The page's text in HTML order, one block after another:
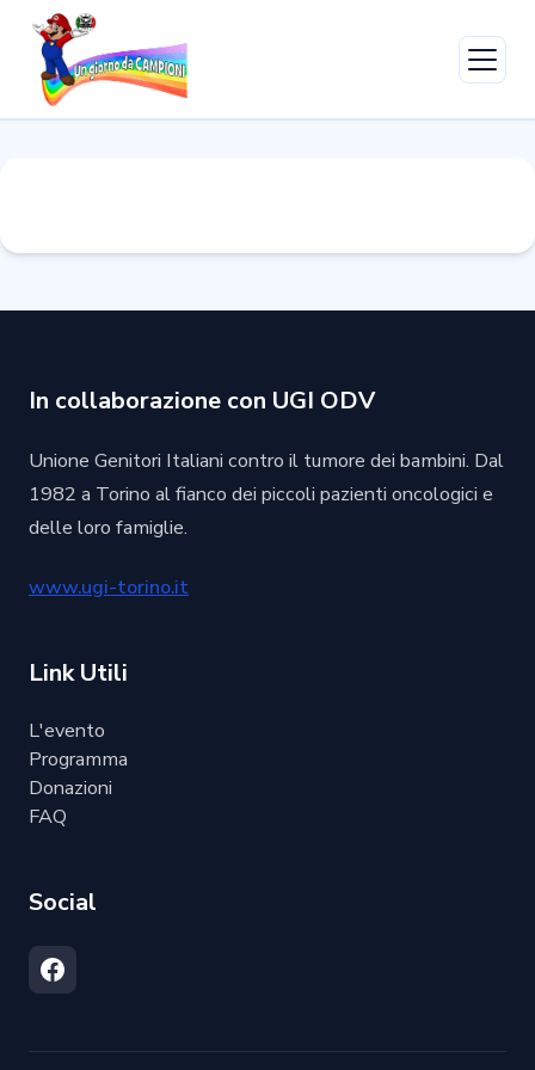
FAQ
Contatti
In collaborazione con UGI ODV
Unione Genitori Italiani contro il tumore dei bambini. Dal
1982 a Torino al fianco dei piccoli pazienti oncologici e
delle loro famiglie.
www.ugi-torino.it
Link Utili
L'evento
Programma
Donazioni
FAQ
Social